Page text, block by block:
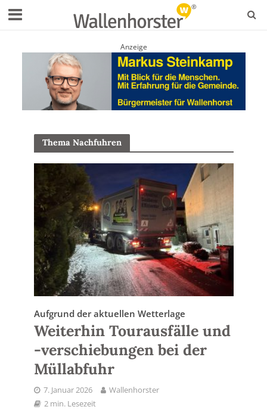
Anzeige
Thema Nachfuhren
Aufgrund der aktuellen Wetterlage
Weiterhin Tourausfälle und
-verschiebungen bei der
Müllabfuhr
7. Januar 2026
Wallenhorster
2 min. Lesezeit